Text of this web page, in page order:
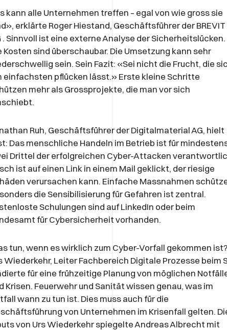
kann alle Unternehmen treffen – egal von wie gross sie
erklärte Roger Hiestand, Geschäftsführer der BREVIT
. Sinnvoll ist eine externe Analyse der Sicherheitslücken.
Kosten sind überschaubar. Die Umsetzung kann sehr
sein. Sein Fazit: «Sei nicht die Frucht, die
einfachsten pflücken lässt.» Erste kleine Schritte
mehr als Grossprojekte, die man vor sich
Ruh, Geschäftsführer der Digitalmaterial AG, hielt
Das menschliche Handeln im Betrieb ist für
Drittel der erfolgreichen Cyber-Attacken
ist auf einen Link in einem Mail geklickt, der riesige
verursachen kann. Einfache Massnahmen
die Sensibilisierung für Gefahren ist zentral.
Schulungen sind auf LinkedIn oder beim
für Cybersicherheit vorhanden.
tun, wenn es wirklich zum Cyber-Vorfall gekommen
Wiederkehr, Leiter Fachbereich Digitale Prozesse beim
für eine frühzeitige Planung von möglichen
Krisen. Feuerwehr und Sanität wissen genau, was im
wann zu tun ist. Dies muss auch für die
von Unternehmen im Krisenfall gelten.
von Urs Wiederkehr spiegelte Andreas Albrecht mit